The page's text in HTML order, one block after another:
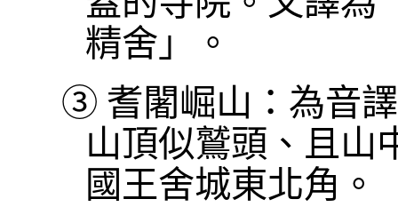
精舍」。
③ 耆闍崛山：為音
山頂似鷲頭、且山
國王舍城東北角。